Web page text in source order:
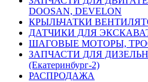
DOOSAN, DEVELON
КРЫЛЬЧАТКИ
ДАТЧИКИ ДЛЯ
ШАГОВЫЕ МОТОРЫ,
ЗАПЧАСТИ ДЛЯ
(Екатеринбург-2)
РАСПРОДАЖА